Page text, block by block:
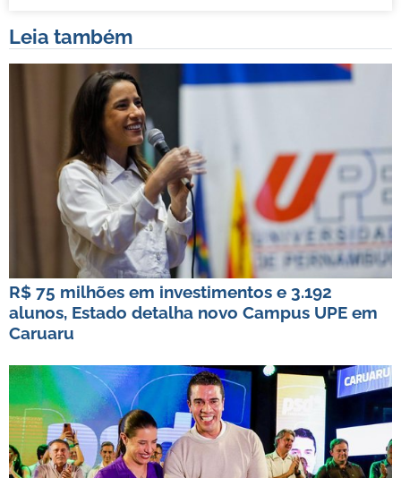
Leia também
R$ 75 milhões em investimentos e 3.192
alunos, Estado detalha novo Campus UPE em
Caruaru